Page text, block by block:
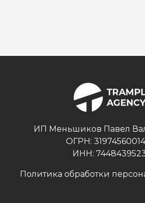
ИП Меньшиков Павел
ОГРН:
ИНН:
Политика обработки